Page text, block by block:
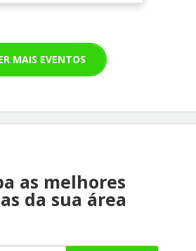
MAIS EVENTOS
as melhores
da sua área